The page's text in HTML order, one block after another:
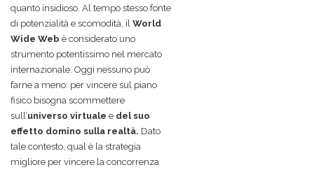
quanto insidioso. Al tempo stesso fonte
di potenzialità e scomodità, il World
Wide Web è considerato uno
strumento potentissimo nel mercato
internazionale. Oggi nessuno può
farne a meno: per vincere sul piano
fisico bisogna scommettere
sull’universo virtuale e del suo
effetto domino sulla realtà. Dato
tale contesto, qual è la strategia
migliore per vincere la concorrenza